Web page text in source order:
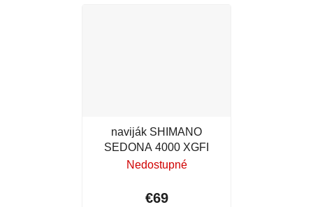
naviják SHIMANO
SEDONA 4000 XGFI
Nedostupné
€69